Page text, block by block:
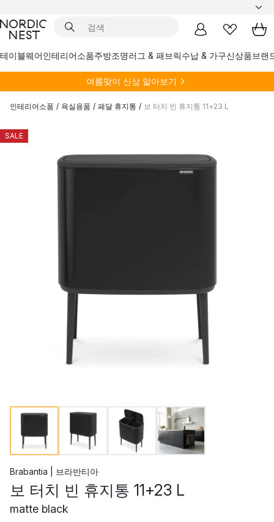
테이블웨어인테리어소품주방조명러그 & 패브릭수납 & 가구신상품브랜
여름맞이 신상 알아보기
인테리어소품 / 욕실용품 / 페달 휴지통 / 보 터치 빈 휴지통 11+23 L
SALE
Brabantia | 브라반티아
보 터치 빈 휴지통 11+23 L
matte black